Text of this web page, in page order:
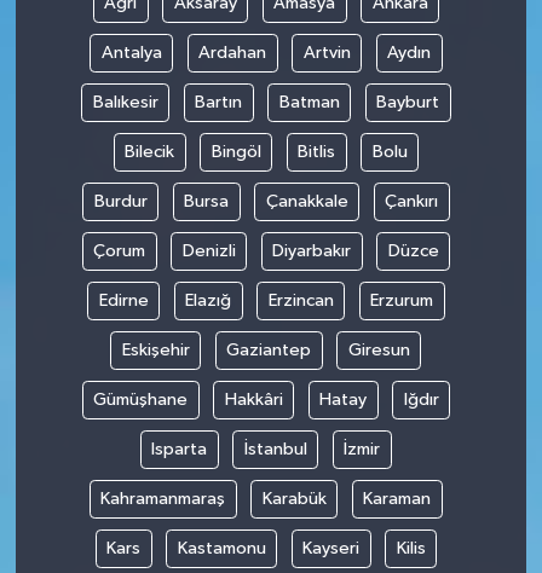
Antalya Ardahan Artvin Aydın
Balıkesir Bartın Batman Bayburt
Bilecik Bingöl Bitlis Bolu
Burdur Bursa Çanakkale Çankırı
Çorum Denizli Diyarbakır Düzce
Edirne Elazığ Erzincan Erzurum
Eskişehir Gaziantep Giresun
Gümüşhane Hakkâri Hatay Iğdır
Isparta İstanbul İzmir
Kahramanmaraş Karabük Karaman
Kars Kastamonu Kayseri Kilis